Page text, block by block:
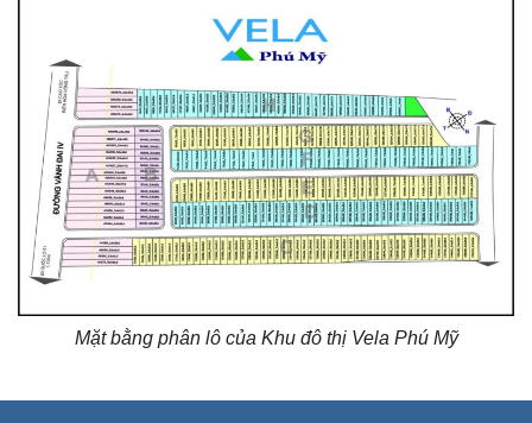
Mặt bằng phân lô của Khu đô thị Vela Phú Mỹ